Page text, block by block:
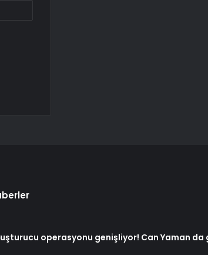
operasyonu genişliyor! Can Yaman da